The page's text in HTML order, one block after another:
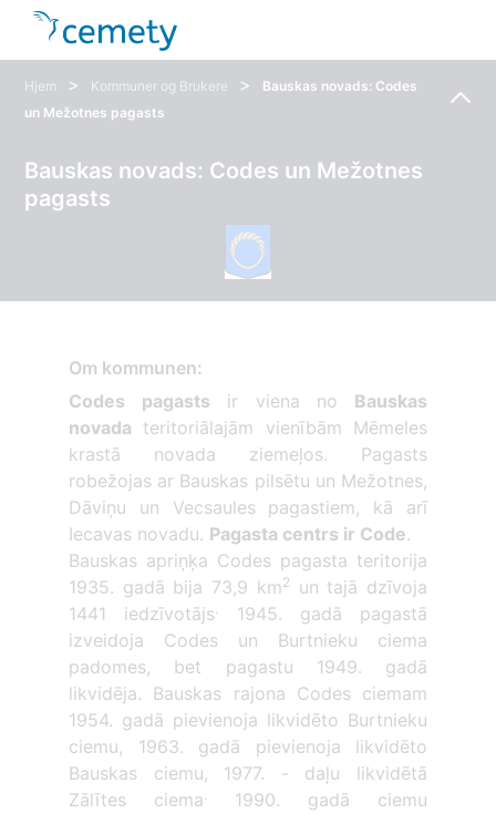
Hjem > Kommuner og Brukere >
Bauskas novads: Codes
un Mežotnes pagasts
Bauskas novads: Codes un Mežotnes
pagasts
Om kommunen:
Codes pagasts ir viena no Bauskas
novada teritoriālajām vienībām Mēmeles
krastā novada ziemeļos. Pagasts
robežojas ar Bauskas pilsētu un Mežotnes,
Dāviņu un Vecsaules pagastiem, kā arī
Iecavas novadu. Pagasta centrs ir Code.
Bauskas apriņķa Codes pagasta teritorija
1935. gadā bija 73,9 km2
un tajā dzīvoja
1441 iedzīvotājs.
1945. gadā pagastā
izveidoja Codes un Burtnieku ciema
padomes, bet pagastu 1949. gadā
likvidēja. Bauskas rajona Codes ciemam
1954. gadā pievienoja likvidēto Burtnieku
ciemu, 1963. gadā pievienoja likvidēto
Bauskas ciemu, 1977. - daļu likvidētā
Zālītes ciema.
1990. gadā ciemu